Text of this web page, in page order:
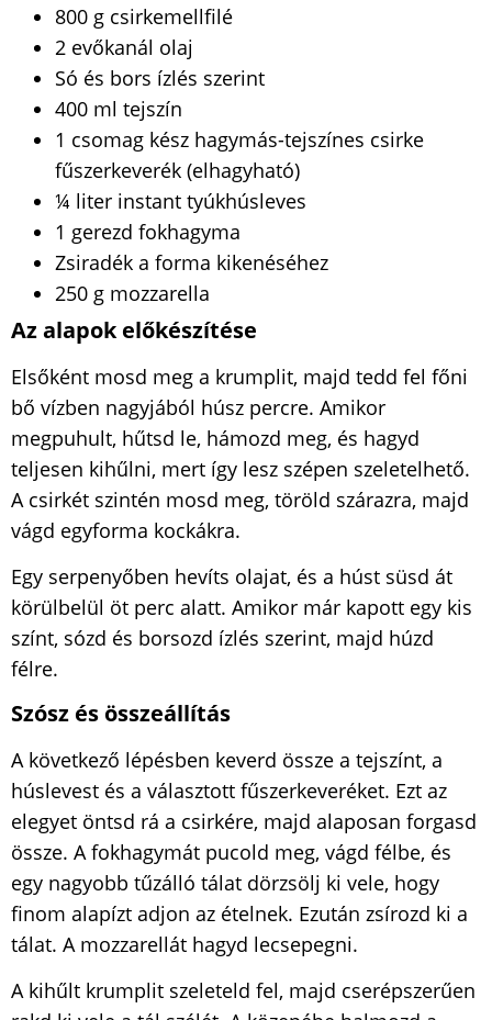
800 g csirkemellfilé
2 evőkanál olaj
Só és bors ízlés szerint
400 ml tejszín
1 csomag kész hagymás-tejszínes csirke
fűszerkeverék (elhagyható)
¼ liter instant tyúkhúsleves
1 gerezd fokhagyma
Zsiradék a forma kikenéséhez
250 g mozzarella
Az alapok előkészítése
Elsőként mosd meg a krumplit, majd tedd fel főni
bő vízben nagyjából húsz percre. Amikor
megpuhult, hűtsd le, hámozd meg, és hagyd
teljesen kihűlni, mert így lesz szépen szeletelhető.
A csirkét szintén mosd meg, töröld szárazra, majd
vágd egyforma kockákra.
Egy serpenyőben hevíts olajat, és a húst süsd át
körülbelül öt perc alatt. Amikor már kapott egy kis
színt, sózd és borsozd ízlés szerint, majd húzd
félre.
Szósz és összeállítás
A következő lépésben keverd össze a tejszínt, a
húslevest és a választott fűszerkeveréket. Ezt az
elegyet öntsd rá a csirkére, majd alaposan forgasd
össze. A fokhagymát pucold meg, vágd félbe, és
egy nagyobb tűzálló tálat dörzsölj ki vele, hogy
finom alapízt adjon az ételnek. Ezután zsírozd ki a
tálat. A mozzarellát hagyd lecsepegni.
A kihűlt krumplit szeleteld fel, majd cserépszerűen